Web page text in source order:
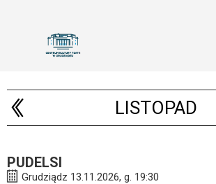
14 53
LISTOPAD
PUDELSI
Grudziądz 13.11.2026, g. 19:30